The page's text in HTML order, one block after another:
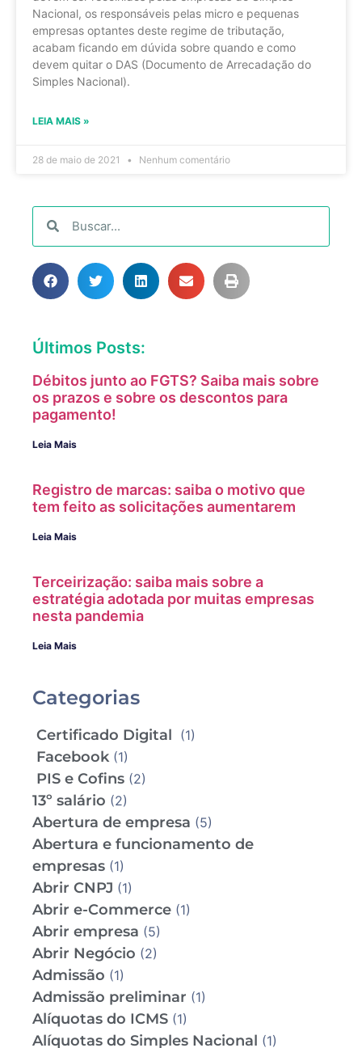
Nacional, os responsáveis pelas micro e pequenas
empresas optantes deste regime de tributação,
acabam ficando em dúvida sobre quando e como
devem quitar o DAS (Documento de Arrecadação do
Simples Nacional).
LEIA MAIS »
28 de maio de 2021 Nenhum comentário
Últimos Posts:
Débitos junto ao FGTS? Saiba mais sobre
os prazos e sobre os descontos para
pagamento!
Leia Mais
Registro de marcas: saiba o motivo que
tem feito as solicitações aumentarem
Leia Mais
Terceirização: saiba mais sobre a
estratégia adotada por muitas empresas
nesta pandemia
Leia Mais
Categorias
Certificado Digital (1)
Facebook(1)
PIS e Cofins (2)
13º salário (2)
Abertura de empresa (5)
Abertura e funcionamento de
empresas (1)
Abrir CNPJ (1)
Abrir e-Commerce (1)
Abrir empresa (5)
Abrir Negócio (2)
Admissão (1)
Admissão preliminar (1)
Alíquotas do ICMS (1)
Alíquotas do Simples Nacional (1)